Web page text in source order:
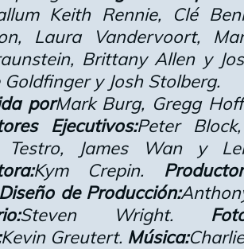
Keith Rennie, Clé
Laura Vandervoort,
Brittany Allen y
y Josh Stolberg.
porMark Burg, Gregg
Ejecutivos:Peter
Testro, James Wan y
Kym Crepin.
Diseño de Producción:
Steven Wright.
Kevin Greutert. Música: